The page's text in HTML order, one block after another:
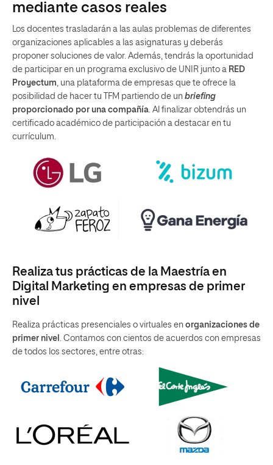
mediante casos reales
Los docentes trasladarán a las aulas problemas de diferentes
organizaciones aplicables a las asignaturas y deberás
proponer soluciones de valor. Además, tendrás la oportunidad
de participar en un programa exclusivo de UNIR junto a RED
Proyectum, una plataforma de empresas que te ofrece la
posibilidad de hacer tu TFM partiendo de un briefing
proporcionado por una compañía. Al finalizar obtendrás un
certificado académico de participación a destacar en tu
currículum.
Realiza tus prácticas de la Maestría en
Digital Marketing en empresas de primer
nivel
Realiza prácticas presenciales o virtuales en organizaciones de
primer nivel . Contamos con cientos de acuerdos con empresas
de todos los sectores, entre otras: